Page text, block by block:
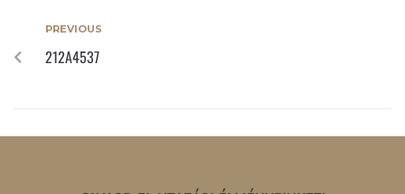
PREVIOUS
212A4537